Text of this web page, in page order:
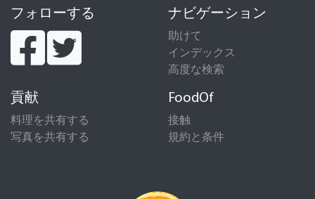
フォローする ナビゲーション
助けて
インデックス
高度な検索
貢献
料理を共有する
写真を共有する
FoodOf
接触
規約と条件